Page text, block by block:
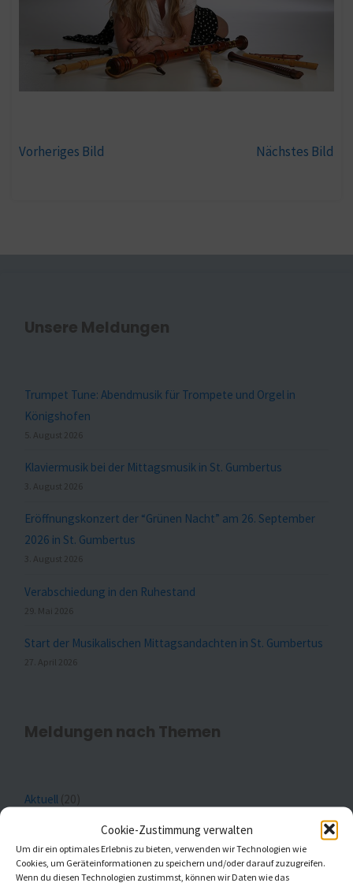
Cookie-Zustimmung verwalten
Um dir ein optimales Erlebnis zu bieten, verwenden wir Technologien wie
Cookies, um Geräteinformationen zu speichern und/oder darauf zuzugreifen.
Wenn du diesen Technologien zustimmst, können wir Daten wie das
Vorheriges Bild Nächstes Bild
Unsere Meldungen
Trumpet Tune: Abendmusik für Trompete und Orgel in
Königshofen
5. August 2026
Klaviermusik bei der Mittagsmusik in St. Gumbertus
3. August 2026
Eröffnungskonzert der “Grünen Nacht” am 26. September
2026 in St. Gumbertus
3. August 2026
Verabschiedung in den Ruhestand
29. Mai 2026
Start der Musikalischen Mittagsandachten in St. Gumbertus
27. April 2026
Meldungen nach Themen
Aktuell (20)
(1)
Kaleidoskop Kirchenmusik(1)